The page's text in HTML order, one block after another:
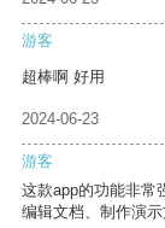
游客
超棒啊 好用
2024-06-23
游客
这款app的功能非常
编辑文档、制作演示